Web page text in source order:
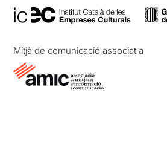
Mitjà de comunicació associat a